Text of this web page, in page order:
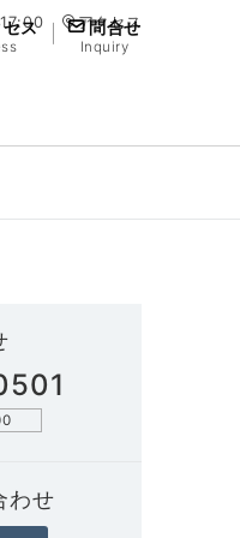
アクセス
ス 問合せ
Inquiry
わせ